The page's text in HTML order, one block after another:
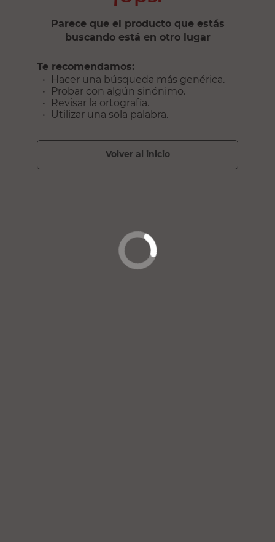
Parece que el producto que estás
buscando está en otro lugar
Te recomendamos:
Hacer una búsqueda más genérica.
Probar con algún sinónimo.
Revisar la ortografía.
Utilizar una sola palabra.
volver al inicio